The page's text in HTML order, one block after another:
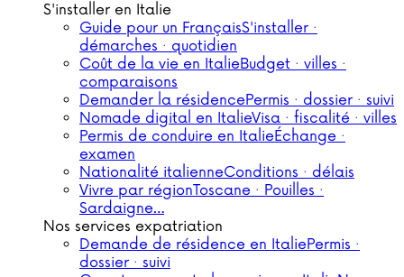
S'installer en Italie
Guide pour un FrançaisS'installer ·
démarches · quotidien
Coût de la vie en ItalieBudget · villes ·
comparaisons
Demander la résidencePermis · dossier · suivi
Nomade digital en ItalieVisa · fiscalité · villes
Permis de conduire en ItalieÉchange ·
examen
Nationalité italienneConditions · délais
Vivre par régionToscane · Pouilles ·
Sardaigne…
Nos services expatriation
Demande de résidence en ItaliePermis ·
dossier · suivi